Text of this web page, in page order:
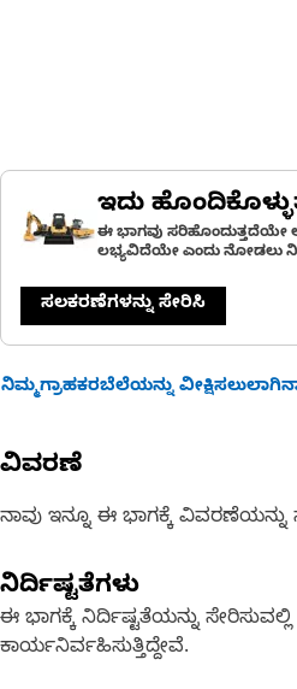
ಇದು
ಈ ಭಾಗವು ಸರಿಹೊಂದುತ್ತದೆಯೇ
ಲಭ್ಯವಿದೆಯೇ ಎಂದು ನೋಡಲು
ಸಲಕರಣೆಗಳನ್ನು ಸೇರಿಸಿ
ನಿಮ್ಮಗ್ರಾಹಕರಬೆಲೆಯನ್ನು
ವಿವರಣೆ
ನಾವು ಇನ್ನೂ ಈ ಭಾಗಕ್ಕೆ ವಿವರಣೆಯನ್ನು
ನಿರ್ದಿಷ್ಟತೆಗಳು
ಈ ಭಾಗಕ್ಕೆ ನಿರ್ದಿಷ್ಟತೆಯನ್ನು ಸೇರಿಸುವಲ್ಲಿ
ಕಾರ್ಯನಿರ್ವಹಿಸುತ್ತಿದ್ದೇವೆ.